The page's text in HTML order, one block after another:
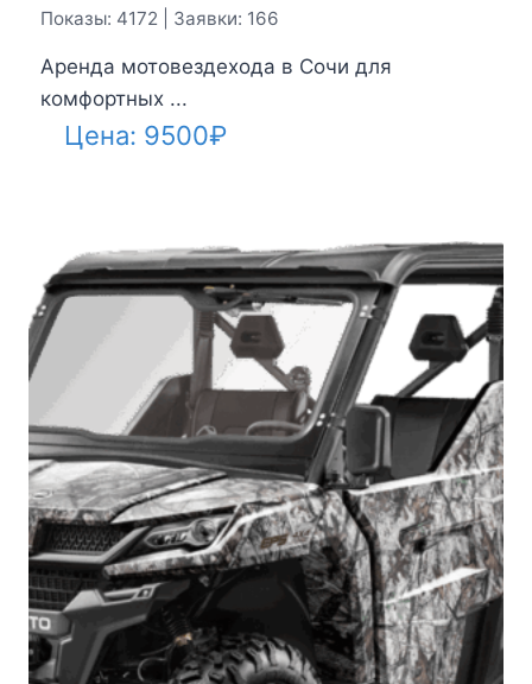
Показы: 4172 | Заявки: 166
Аренда мотовездехода в Сочи для
комфортных ...
Цена: 9500₽